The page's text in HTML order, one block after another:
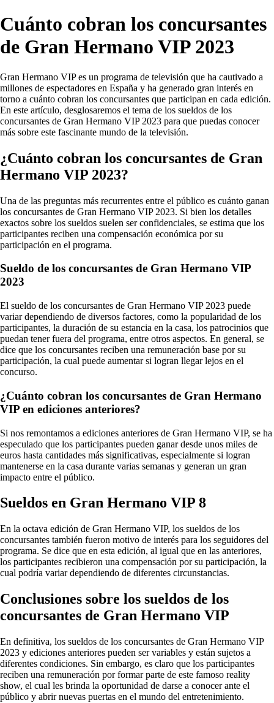
Cuánto cobran los concursantes
de Gran Hermano VIP 2023
Gran Hermano VIP es un programa de televisión que ha cautivado a
millones de espectadores en España y ha generado gran interés en
torno a cuánto cobran los concursantes que participan en cada edición.
En este artículo, desglosaremos el tema de los sueldos de los
concursantes de Gran Hermano VIP 2023 para que puedas conocer
más sobre este fascinante mundo de la televisión.
¿Cuánto cobran los concursantes de Gran
Hermano VIP 2023?
Una de las preguntas más recurrentes entre el público es cuánto ganan
los concursantes de Gran Hermano VIP 2023. Si bien los detalles
exactos sobre los sueldos suelen ser confidenciales, se estima que los
participantes reciben una compensación económica por su
participación en el programa.
Sueldo de los concursantes de Gran Hermano VIP
2023
El sueldo de los concursantes de Gran Hermano VIP 2023 puede
variar dependiendo de diversos factores, como la popularidad de los
participantes, la duración de su estancia en la casa, los patrocinios que
puedan tener fuera del programa, entre otros aspectos. En general, se
dice que los concursantes reciben una remuneración base por su
participación, la cual puede aumentar si logran llegar lejos en el
concurso.
¿Cuánto cobran los concursantes de Gran Hermano
VIP en ediciones anteriores?
Si nos remontamos a ediciones anteriores de Gran Hermano VIP, se ha
especulado que los participantes pueden ganar desde unos miles de
euros hasta cantidades más significativas, especialmente si logran
mantenerse en la casa durante varias semanas y generan un gran
impacto entre el público.
Sueldos en Gran Hermano VIP 8
En la octava edición de Gran Hermano VIP, los sueldos de los
concursantes también fueron motivo de interés para los seguidores del
programa. Se dice que en esta edición, al igual que en las anteriores,
los participantes recibieron una compensación por su participación, la
cual podría variar dependiendo de diferentes circunstancias.
Conclusiones sobre los sueldos de los
concursantes de Gran Hermano VIP
En definitiva, los sueldos de los concursantes de Gran Hermano VIP
2023 y ediciones anteriores pueden ser variables y están sujetos a
diferentes condiciones. Sin embargo, es claro que los participantes
reciben una remuneración por formar parte de este famoso reality
show, el cual les brinda la oportunidad de darse a conocer ante el
público y abrir nuevas puertas en el mundo del entretenimiento.